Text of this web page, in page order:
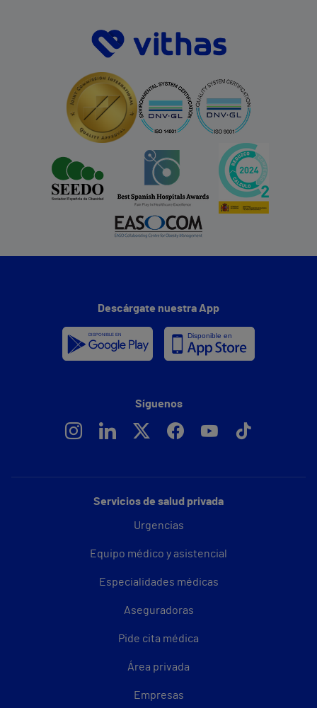
Servicios de salud privada
Urgencias
Equipo médico y asistencial
Especialidades médicas
Aseguradoras
Pide cita médica
Área privada
Empresas
Descárgate nuestra App
Síguenos